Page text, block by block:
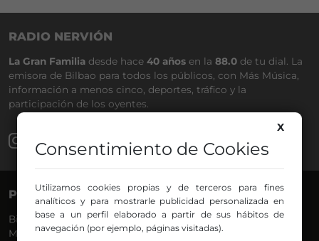
RADIO NERVIÓN
La Gran Familia desde hace 40 años en la 88.0 de tu dial. La
emisora de Bilbao para todos los públicos, con Más Música,
información a menos cinco, deportes, tráfico y la
participación de los oyentes.
PROGRAMAS
Bilbosport
Más Música
VOCES
Agurtzane
Belén Ollero
X
Consentimiento de Cookies
Utilizamos cookies propias y de terceros para fines
analíticos y para mostrarle publicidad personalizada en
base a un perfil elaborado a partir de sus hábitos de
navegación (por ejemplo, páginas visitadas).